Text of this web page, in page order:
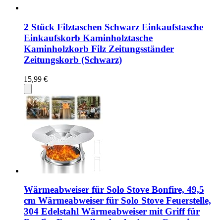
2 Stück Filztaschen Schwarz Einkaufstasche
Einkaufskorb Kaminholztasche
Kaminholzkorb Filz Zeitungsständer
Zeitungskorb (Schwarz)
15,99 €
Wärmeabweiser für Solo Stove Bonfire, 49,5
cm Wärmeabweiser für Solo Stove Feuerstelle,
304 Edelstahl Wärmeabweiser mit Griff für